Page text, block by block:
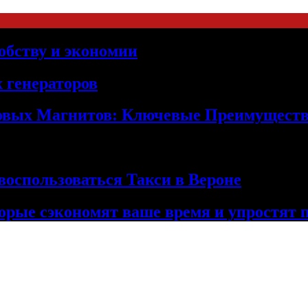
и экономии
Магнитов: Ключевые
Такси в Вероне
сэкономят ваше время и упростят